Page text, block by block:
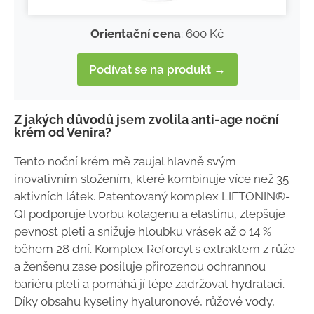
Orientační cena: 600 Kč
Podívat se na produkt →
Z jakých důvodů jsem zvolila anti-age noční
krém od Venira?
Tento noční krém mě zaujal hlavně svým
inovativním složením, které kombinuje více než 35
aktivních látek. Patentovaný komplex LIFTONIN®-
QI podporuje tvorbu kolagenu a elastinu, zlepšuje
pevnost pleti a snižuje hloubku vrásek až o 14 %
během 28 dní. Komplex Reforcyl s extraktem z růže
a ženšenu zase posiluje přirozenou ochrannou
bariéru pleti a pomáhá jí lépe zadržovat hydrataci.
Díky obsahu kyseliny hyaluronové, růžové vody,